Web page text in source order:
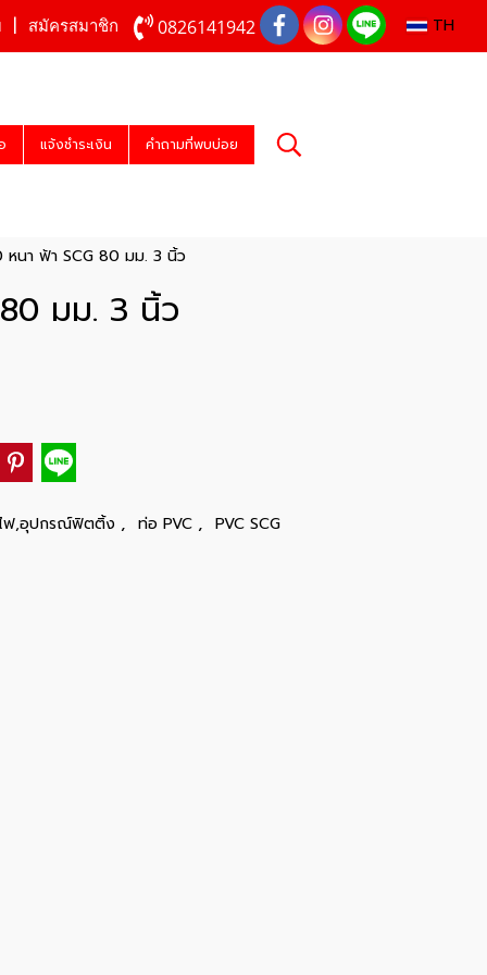
สมัครสมาชิก 0826141942 TH
แจ้งชำระเงิน คำถามที่พบบ่อย
นา ฟ้า SCG 80 มม. 3 นิ้ว
มม. 3 นิ้ว
ฟ,อุปกรณ์ฟิตติ้ง , ท่อ PVC , PVC SCG